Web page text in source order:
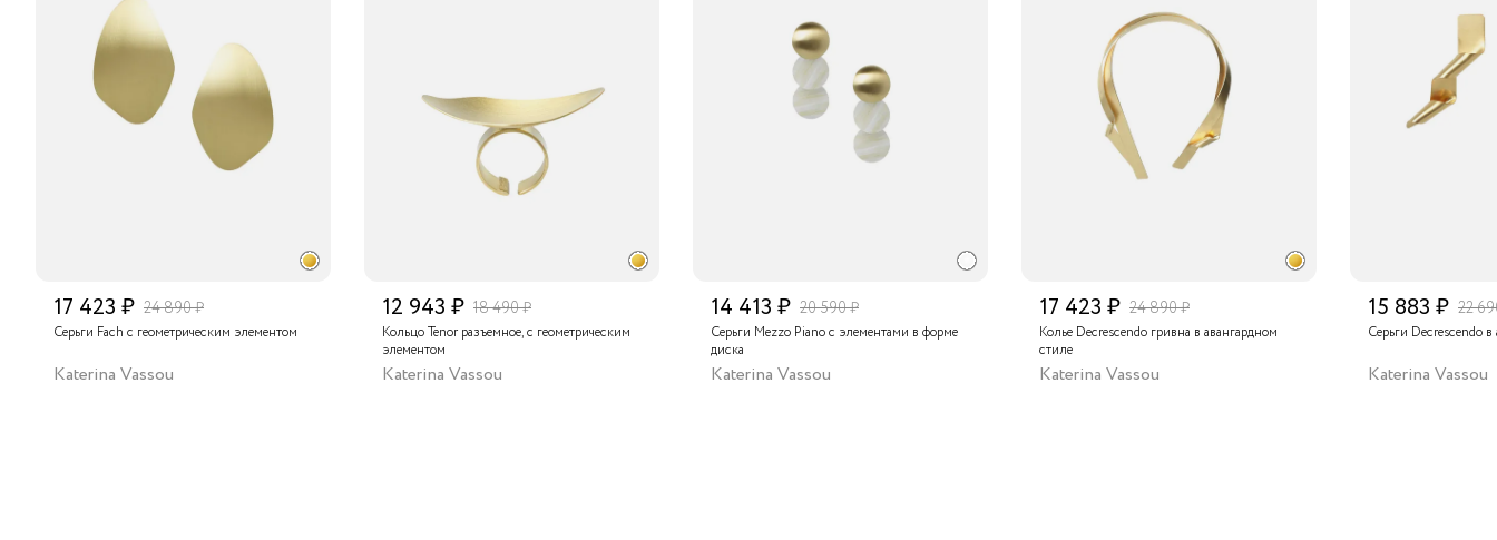
17 423 ₽ 24 890 ₽
Серьги Fach с геометрическим элементом
Katerina Vassou
12 943 ₽ 18 490 ₽
Кольцо Tenor разъемное, с геометрическим
элементом
Katerina Vassou
14 413 ₽ 20 590 ₽
Серьги Mezzo Piano с элементами в форме
диска
Katerina Vassou
17 423 ₽ 24 890 ₽
Колье Decrescendo гривна в авангардном
стиле
Katerina Vassou
15 883 ₽ 22
Серьги Decrescendo
Katerina Vassou